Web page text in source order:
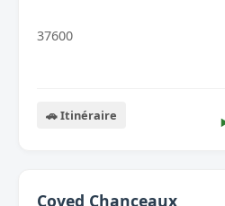
37600
🚗 Itinéraire
Coved Chanceaux